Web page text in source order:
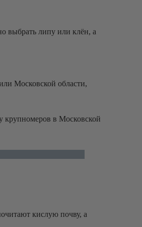
выбрать липу или клён, а
Московской области,
крупномеров в Московской
кислую почву, а